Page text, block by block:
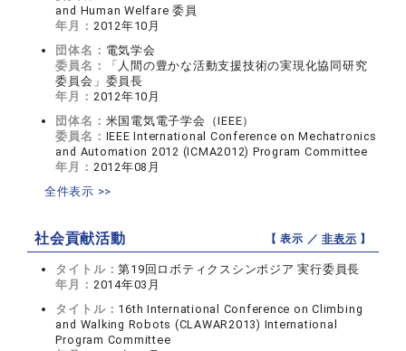
and Human Welfare 委員
年月： 2012年10月
団体名： 電気学会
委員名：
「人間の豊かな活動支援技術の実現化協同研究
委員会」委員長
年月： 2012年10月
団体名： 米国電気電子学会（IEEE）
委員名： IEEE International Conference on Mechatronics
and Automation 2012 (ICMA2012) Program Committee
年月： 2012年08月
全件表示 >>
社会貢献活動 【 表示 ／非表示 】
タイトル：第19回ロボティクスシンポジア 実行委員長
年月： 2014年03月
タイトル： 16th International Conference on Climbing
and Walking Robots (CLAWAR2013) International
Program Committee